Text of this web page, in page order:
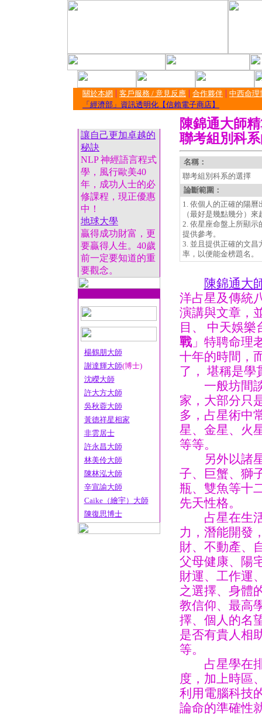
關於本網 | 客戶服務 / 意見反應 | 合作夥伴 | 中西命理
「經濟部」資訊透明化【信賴電子商店】
讓自己更加卓越的
秘訣
NLP 神經語言程式
學，風行歐美40
年，成功人士的必
修課程，現正優惠
中！
地球大學
贏得成功財富，更
要贏得人生。40歲
前一定要知道的重
要觀念。
楊鶴朋大師
謝達輝大師(博士)
沈嶸大師
許大方大師
吳秋蓉大師
黃德祥星相家
非雲居士
許永昌大師
林美伶大師
陳林泓大師
辛宣諭大師
Caike（繪宇）大師
陳復思博士
陳錦通大師
聯考組別科
名稱：
聯考組別科系的選擇
論斷範圍：
1. 依個人的正確的陽曆
（最好是幾點幾分）來
2. 依星座命盤上所顯示
提供參考。
3. 並且提供正確的文昌
率，以便能金榜題名。
陳錦通大
洋占星及傳統
演講與文章，
目、 中天娛樂
戰」特聘命理
十年的時間，
了， 堪稱是學
一般坊間談
家，大部分只
多，占星術中
星、金星、火
等等。
另外以諸星
子、巨蟹、獅
瓶、雙魚等十
先天性格。
占星在生活
力，潛能開發
財、不動產、
父母健康、陽
財運、工作運
之選擇、身體
教信仰、最高
擇、個人的名
是否有貴人相
等。
占星學在排
度，加上時區
利用電腦科技
論命的準確性